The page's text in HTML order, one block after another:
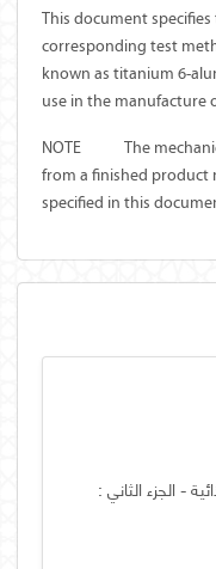
This document
corresponding test
known as titanium 6-
use in the manufacture
NOTE
The
from a finished product
specified in this
- الجزء الثاني :